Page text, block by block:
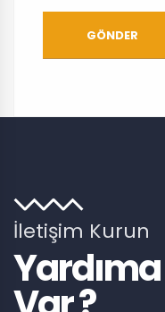
GÖNDER
İletişim Kurun
Yardıma